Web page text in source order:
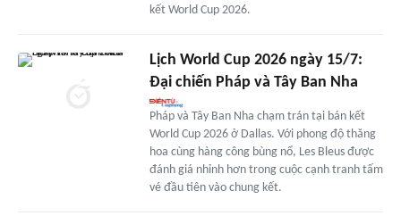
kết World Cup 2026.
Lịch World Cup 2026 ngày 15/7:
Đại chiến Pháp và Tây Ban Nha
Pháp và Tây Ban Nha chạm trán tại bán kết
World Cup 2026 ở Dallas. Với phong độ thăng
hoa cùng hàng công bùng nổ, Les Bleus được
đánh giá nhỉnh hơn trong cuộc cạnh tranh tấm
vé đầu tiên vào chung kết.